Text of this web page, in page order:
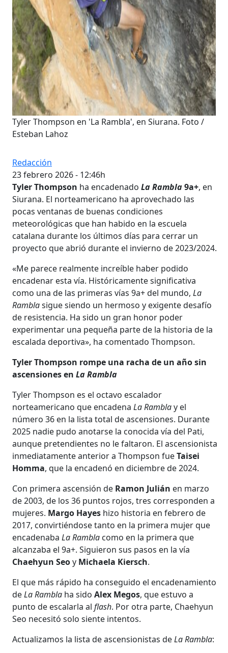
Tyler Thompson en 'La Rambla', en Siurana. Foto /
Esteban Lahoz
Redacción
23 febrero 2026 - 12:46h
Tyler Thompson ha encadenado La Rambla9a+, en
Siurana. El norteamericano ha aprovechado las
pocas ventanas de buenas condiciones
meteorológicas que han habido en la escuela
catalana durante los últimos días para cerrar un
proyecto que abrió durante el invierno de 2023/2024.
«Me parece realmente increíble haber podido
encadenar esta vía. Históricamente significativa
como una de las primeras vías 9a+ del mundo, La
Ramblasigue siendo un hermoso y exigente desafío
de resistencia. Ha sido un gran honor poder
experimentar una pequeña parte de la historia de la
escalada deportiva», ha comentado Thompson.
Tyler Thompson rompe una racha de un año sin
ascensiones en La Rambla
Tyler Thompson es el octavo escalador
norteamericano que encadena La Ramblay el
número 36 en la lista total de ascensiones. Durante
2025 nadie pudo anotarse la conocida vía del Pati,
aunque pretendientes no le faltaron. El ascensionista
inmediatamente anterior a Thompson fueTaisei
Homma, que la encadenó en diciembre de 2024.
Con primera ascensión de Ramon Julián en marzo
de 2003, de los 36 puntos rojos, tres corresponden a
mujeres. Margo Hayes hizo historia en febrero de
2017, convirtiéndose tanto en la primera mujer que
encadenaba La Rambla como en la primera que
alcanzaba el 9a+. Siguieron sus pasos en la vía
Chaehyun Seoy Michaela Kiersch.
El que más rápido ha conseguido el encadenamiento
deLa Rambla ha sido Alex Megos, que estuvo a
punto de escalarla al flash. Por otra parte, Chaehyun
Seo necesitó solo siente intentos.
Actualizamos la lista de ascensionistas deLa Rambla: